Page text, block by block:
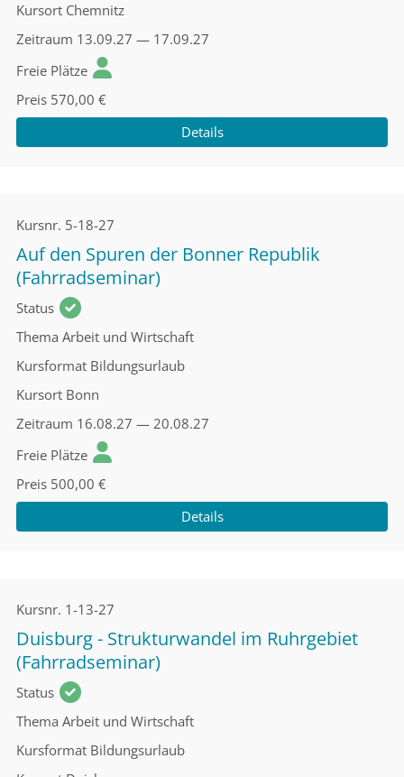
Kursort Chemnitz
Zeitraum 13.09.27 — 17.09.27
Freie Plätze
Preis 570,00 €
Details
Kursnr. 5-18-27
Auf den Spuren der Bonner Republik
(Fahrradseminar)
Status
Thema Arbeit und Wirtschaft
Kursformat Bildungsurlaub
Kursort Bonn
Zeitraum 16.08.27 — 20.08.27
Freie Plätze
Preis 500,00 €
Details
Kursnr. 1-13-27
Duisburg - Strukturwandel im Ruhrgebiet
(Fahrradseminar)
Status
Thema Arbeit und Wirtschaft
Kursformat Bildungsurlaub